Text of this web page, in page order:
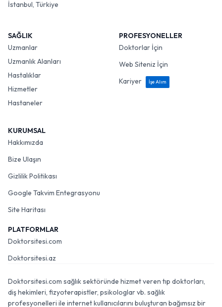
İstanbul, Türkiye
SAĞLIK
Uzmanlar
Uzmanlık Alanları
Hastalıklar
Hizmetler
Hastaneler
PROFESYONELLER
Doktorlar İçin
Web Siteniz İçin
Kariyer
İşe Alım
KURUMSAL
Hakkımızda
Bize Ulaşın
Gizlilik Politikası
Google Takvim Entegrasyonu
Site Haritası
PLATFORMLAR
Doktorsitesi.com
Doktorsitesi.az
Doktorsitesi.com sağlık sektöründe hizmet veren tıp doktorları,
diş hekimleri, fizyoterapistler, psikologlar vb. sağlık
profesyonelleri ile internet kullanıcılarını buluşturan bağımsız bir